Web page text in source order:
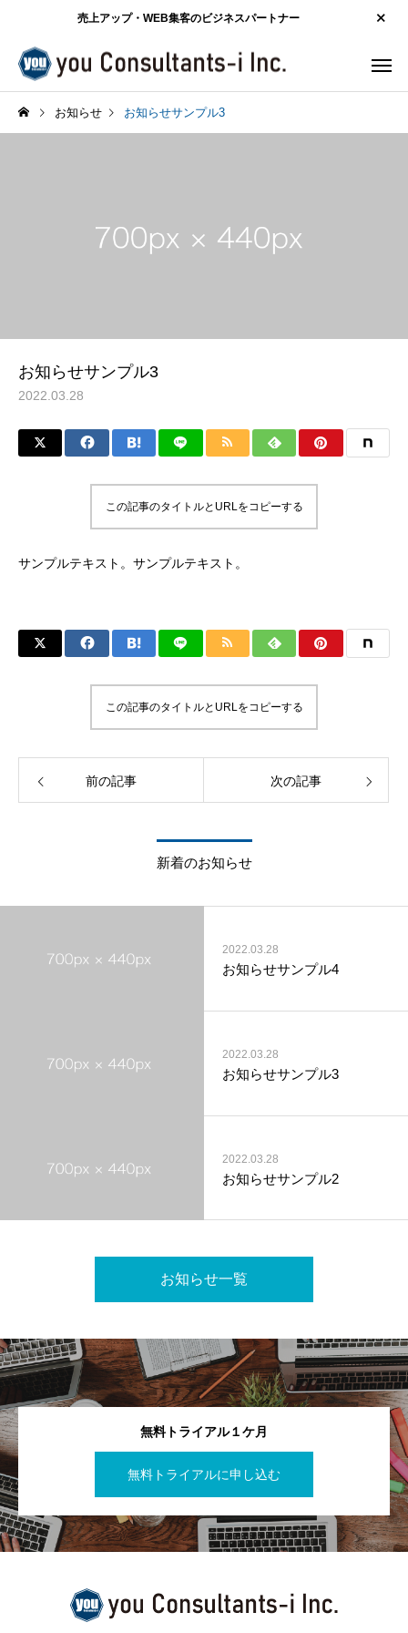
売上アップ・WEB集客のビジネスパートナー
お知らせ お知らせサンプル3
お知らせサンプル3
2022.03.28
この記事のタイトルとURLをコピーする
サンプルテキスト。サンプルテキスト。
この記事のタイトルとURLをコピーする
前の記事 次の記事
新着のお知らせ
2022.03.28
お知らせサンプル4
2022.03.28
お知らせサンプル3
2022.03.28
お知らせサンプル2
お知らせ一覧
無料トライアル１ケ月
無料トライアルに申し込む